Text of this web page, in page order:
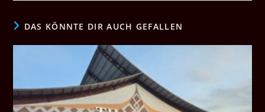
DAS KÖNNTE DIR AUCH GEFALLEN